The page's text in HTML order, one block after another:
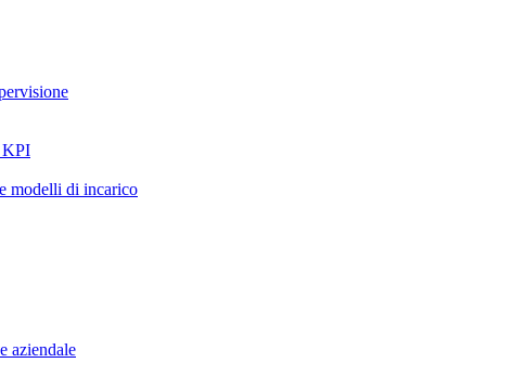
KPI
modelli di incarico
aziendale